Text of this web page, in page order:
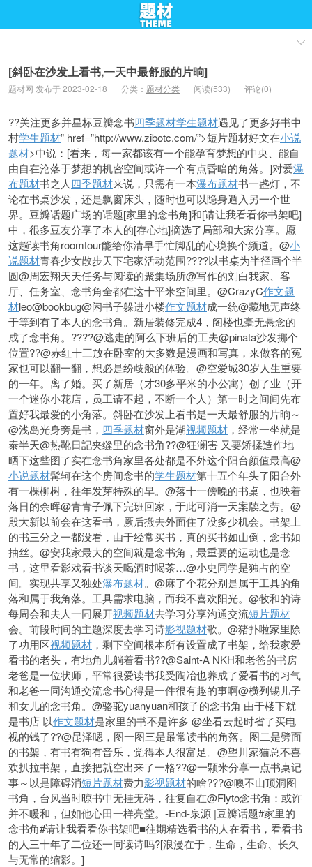
[斜卧在沙发上看书,一天中最舒服的片晌]
题材网 发布于 2023-02-18 分类： 题材分类 阅读(533) 评论(0)
??关注更多并星标豆瓣念书四季题材学生题材遇见了更多好书中
村学生题材” href=”http://www.zibotc.com/”>短片题材好文在小说
题材>中说：[看来，每一家都该有一个能孕育梦想的中央、能自
由自在沦落于梦想的机密空间或许一个有点昏暗的角落。]对爱瀑
布题材书之人四季题材来说，只需有一本瀑布题材书一盏灯，不
论在书桌沙发，还是飘窗床头，随时也可以隐身遁入另一个世
界。豆瓣话题广场的话题[家里的念书角]和[请让我看看你书架吧]
中，很多豆友分享了本人的[存心地]摘选了局部和大家分享。愿
这趟读书角roomtour能给你清早手忙脚乱的心境换个频道。@小
说题材青春少女散步天下宅家活动范围????以书桌为半径画个半
圆@周宏翔天天任务与阅读的聚集场所@写作的刘白我家、客
厅、任务室、念书角全都在这十平米空间里。@CrazyC作文题
材leo@bookbug@闲书子躲进小楼作文题材成一统@藏地无声终
于等到有了本人的念书角。新居装修完成4，阁楼也毫无悬念的
成了念书角。????@逃走的阿么下班后的工夫@pinata沙发挪个
位置??@赤红十三放在卧室的大多数是漫画和写真，来做客的冤
家也可以翻一翻，想必是纷歧般的体验。@空爱城30岁人生重要
的一年。离了婚。买了新居（才30多平米的小公寓）创了业（开
一个迷你小花店，员工请不起，不断一个人）第一时之间间先布
置好我最爱的小角落。斜卧在沙发上看书是一天最舒服的片晌～
@浅岛光身旁是书， 四季题材窗外是湖视频题材 ，经常一坐就是
泰半天@热靴日記夹缝里的念书角??@狂澜害 又要矫揉造作地
晒下这些图了实在念书角家里各处都是不外这个阳台颜值最高@
小说题材髯轲在这个房间念书的学生题材第十五个年头了阳台外
有一棵柳树，往年发芽特殊的早。@落十一傍晚的书桌，也映着
落日的余晖@青青子佩下完班回家，于此可消一天案牍之劳。@
殷大新以前会在这看书，厥后搬去外面住了没多少机会。书架上
的书三分之一都没看，由于经常买书，真的买书如山倒，念书如
抽丝。@安我家最大的空间就是念书角，最重要的运动也是念
书，这里看影戏看书谈天喝酒时喝茶…@小史同学是独占的空
间。实现共享又独处瀑布题材。@麻了个花分别是属于工具的角
落和属于我角落。工具需求电脑，而我不喜欢阳光。@牧和的诗
每周会和夫人一同展开视频题材去学习分享沟通交流短片题材
会。前段时间的主题深度去学习诗影视题材歌。@猪扑啦家里除
了功用区视频题材 ，剩下空间根本所有设置成了书架，给我家爱
看书的老头，有地角儿躺着看书??@Saint-A NKH和老爸的书房
老爸是一位状师，平常很爱读书我受陶冶也养成了爱看书的习气
和老爸一同沟通交流念书心得是一件很有趣的事啊@横列锡儿子
和女儿的念书角。@骆驼yuanyuan和孩子的念书角 由于楼下就
是书店 以作文题材是家里的书不是许多 @坐看云起时省了买电
视的钱了??@昆泽嗯，图一图三是最常读书的角落。图二是劈面
的书架，有书有狗有音乐，觉得本人很富足。@望川家猫总不喜
欢扒拉书架，直接把就空出来了一格??@一颗米分享一点书桌记
事～以是障碍消短片题材费力影视题材的啥???@噢不山顶洞图
书角，台风当时晾书中无挂无碍，往复自在@Flyto念书角：或许
并不暖和，但如他心田一样亮堂。-End-泉源 |豆瓣话题#家里的
念书角#请让我看看你书架吧■往期精选看书的人在看书，看看书
的人三十年了二位还一同读诗吗?[浪漫在于，生命，生命、长久
与无常的缩影。]